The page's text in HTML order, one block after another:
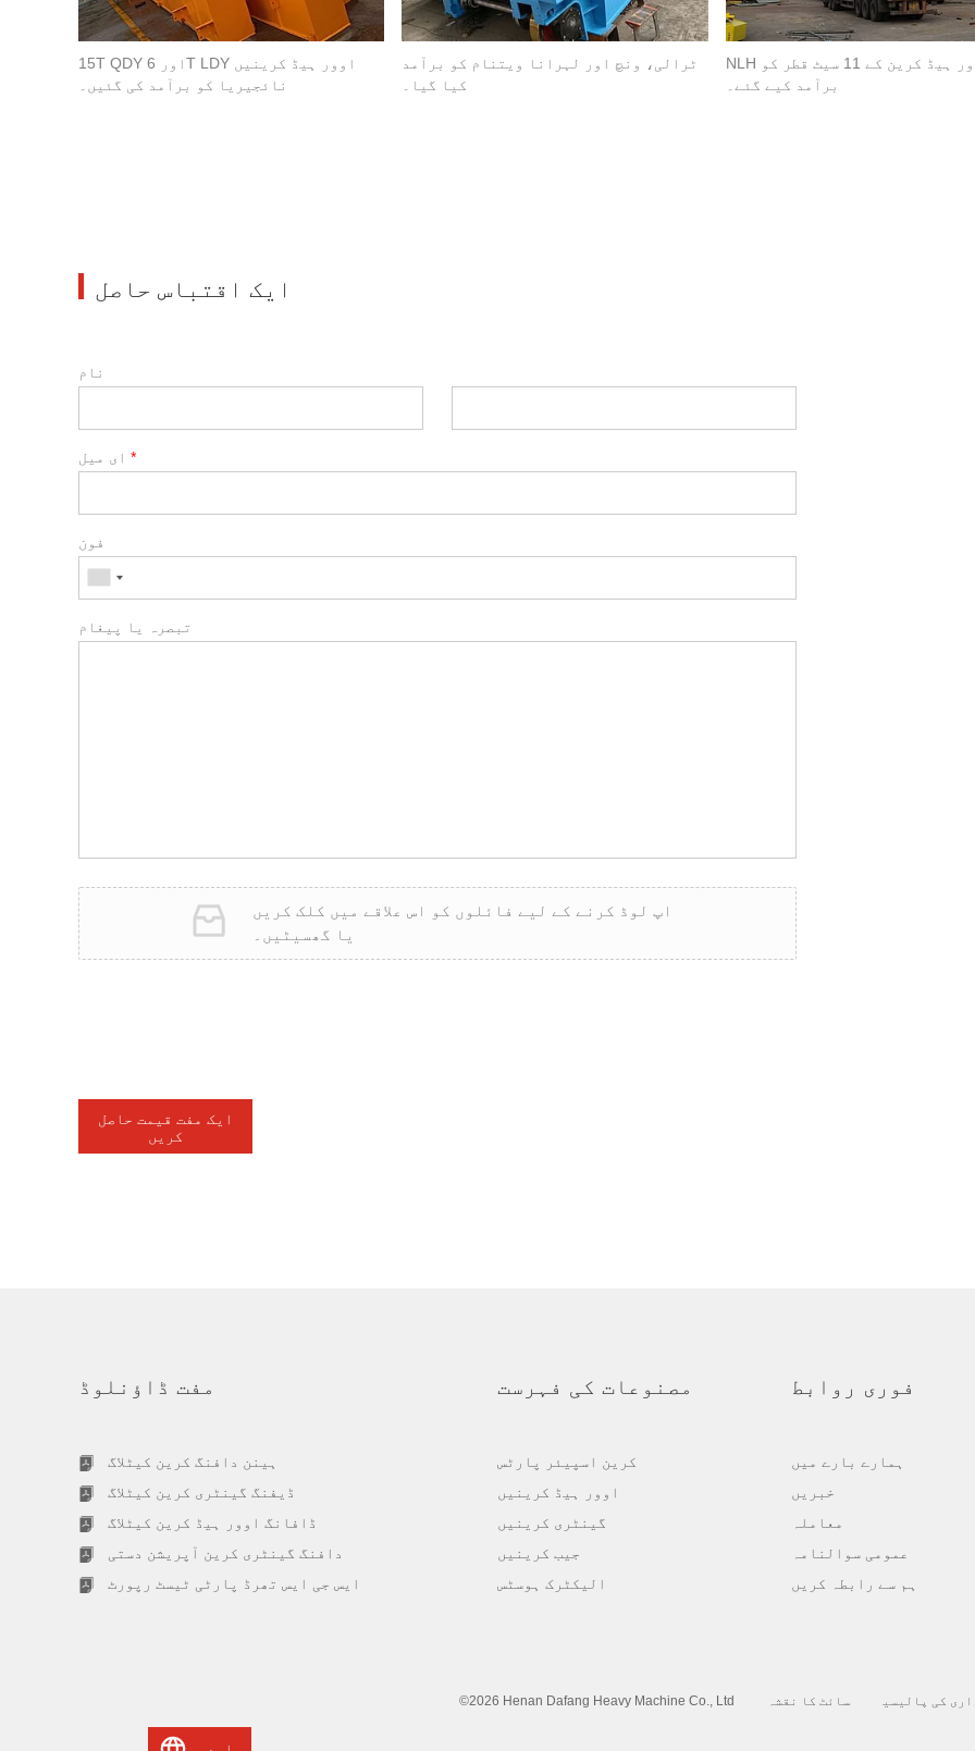
15T QDY اور 6T LDY اوور ہیڈ کرینیں
نائجیریا کو برآمد کی گئیں۔
ٹرالی، ونچ اور لہرانا ویتنام کو برآمد
کیا گیا۔
NLH اوور ہیڈ کرین کے 11 سیٹ قطر کو
برآمد کیے گئے۔
ایک اقتباس حاصل
نام
*
فون
تبصرہ یا پیغام
اپ لوڈ کرنے کے لیے فائلوں کو اس علاقے میں کلک کریں
یا گھسیٹیں۔
ایک مفت قیمت حاصل
کریں
مفت ڈاؤنلوڈ
ہینن دافنگ کرین کیٹلاگ
ڈیفنگ گینٹری کرین کیٹلاگ
ڈافانگ اوور ہیڈ کرین کیٹلاگ
دافنگ گینٹری کرین آپریشن دستی
ایس جی ایس تھرڈ پارٹی ٹیسٹ رپورٹ
مصنوعات کی فہرست
کرین اسپیئر پارٹس
اوور ہیڈ کرینیں
گینٹری کرینیں
جیب کرینیں
الیکٹرک ہوسٹس
فوری روابط
ہمارے بارے میں
خبریں
معاملہ
عمومی سوالنامہ
ہم سے رابطہ کریں
©2026 Henan Dafang Heavy Machine Co., Ltd کی پالیسی سائٹ کا نقشہ